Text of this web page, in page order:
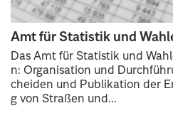
Amt für Statistik und
Das Amt für Statistik und
n: Organisation und
cheiden und Publikation der
g von Straßen und...